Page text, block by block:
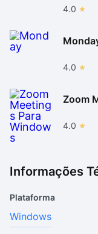
4.0
4.0
Zoom
4.0
Informações
Plataforma
Windows